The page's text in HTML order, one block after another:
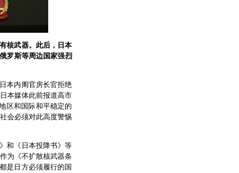
核武器。此后，日本
罗斯等周边国家强烈
本内阁官房长官拒绝
本媒体此前报道高市
区和国际和平稳定的
会必须对此高度警惕
和《日本投降书》等
为《不扩散核武器条
是日方必须履行的国